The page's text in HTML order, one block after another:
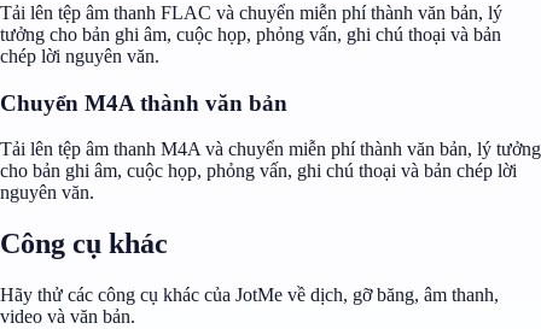
Tải lên tệp âm thanh FLAC và chuyển miễn phí thành văn bản, lý
tưởng cho bản ghi âm, cuộc họp, phỏng vấn, ghi chú thoại và bản
chép lời nguyên văn.
Chuyển M4A thành văn bản
Tải lên tệp âm thanh M4A và chuyển miễn phí thành văn bản, lý tưởng
cho bản ghi âm, cuộc họp, phỏng vấn, ghi chú thoại và bản chép lời
nguyên văn.
Công cụ khác
Hãy thử các công cụ khác của JotMe về dịch, gỡ băng, âm thanh,
video và văn bản.